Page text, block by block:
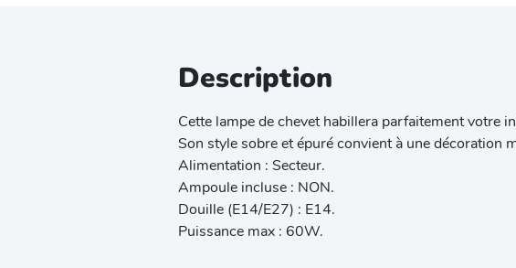
Description
Cette lampe de chevet habillera parfaitement votre
Son style sobre et épuré convient à une décoration
Alimentation : Secteur.
Ampoule incluse : NON.
Douille (E14/E27) : E14.
Puissance max : 60W.